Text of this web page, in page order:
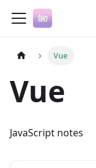
Vue
Vue
JavaScript notes